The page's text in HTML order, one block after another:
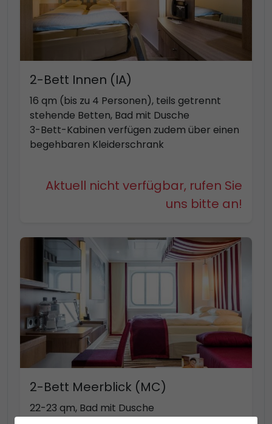
2-Bett Innen (IA)
16 qm (bis zu 4 Personen), teils getrennt
stehende Betten, Bad mit Dusche
3-Bett-Kabinen verfügen zudem über einen
begehbaren Kleiderschrank
Aktuell nicht verfügbar, rufen Sie
uns bitte an!
2-Bett Meerblick (MC)
22-23 qm, Bad mit Dusche